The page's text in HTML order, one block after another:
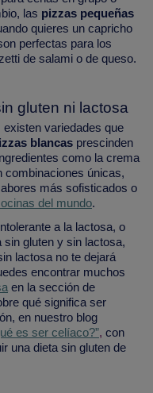
las pizzas pequeñas
quieres un capricho
perfectas para los
de salami o de queso.
gluten ni lactosa
variedades que
blancas prescinden
como la crema
combinaciones únicas,
más sofisticados o
del mundo.
a la lactosa, o
gluten y sin lactosa,
lactosa no te dejará
encontrar muchos
en la sección de
qué significa ser
en nuestro blog
es ser celíaco?”, con
una dieta sin gluten de